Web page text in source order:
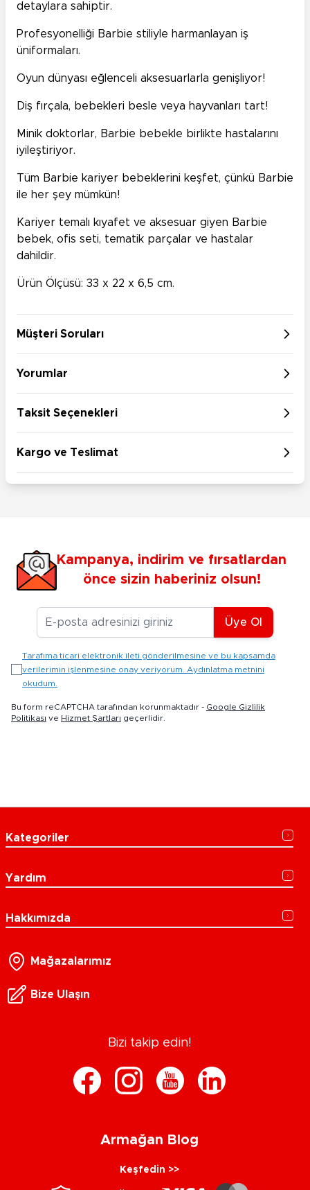
detaylara sahiptir.
Profesyonelliği Barbie stiliyle harmanlayan iş
üniformaları.
Oyun dünyası eğlenceli aksesuarlarla genişliyor!
Diş fırçala, bebekleri besle veya hayvanları tart!
Minik doktorlar, Barbie bebekle birlikte hastalarını
iyileştiriyor.
Tüm Barbie kariyer bebeklerini keşfet, çünkü Barbie
ile her şey mümkün!
Kariyer temalı kıyafet ve aksesuar giyen Barbie
bebek, ofis seti, tematik parçalar ve hastalar
dahildir.
Ürün Ölçüsü: 33 x 22 x 6,5 cm.
Müşteri Soruları
Yorumlar
Taksit Seçenekleri
Kargo ve Teslimat
Kampanya, indirim ve fırsatlardan
önce sizin haberiniz olsun!
E-posta Adresiniz
Üye Ol
Tarafıma ticari elektronik ileti gönderilmesine ve bu kapsamda
verilerimin işlenmesine onay veriyorum. Aydınlatma metnini
okudum.
Bu form reCAPTCHA tarafından korunmaktadır - Google Gizlilik
Politikası ve Hizmet Şartları geçerlidir.
Kategoriler
Yardım
Hakkımızda
Mağazalarımız
Bize Ulaşın
Bizi takip edin!
Armağan Blog
Keşfedin >>